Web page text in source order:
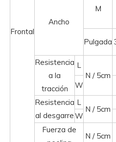
Frontal
Ancho
M
Pulgada
Resistencia
a la
tracción
L
N / 5cm
W
Resistencia
al desgarre
L
N / 5cm
W
Fuerza de
N / 5cm